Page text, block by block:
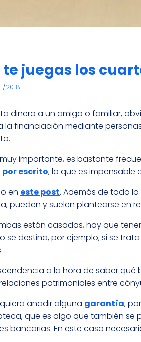
te juegas los
2018
dinero a un amigo o familiar,
la financiación mediante
importante, es bastante
por escrito, lo que es impensable
en este post. Además de todo
pueden y suelen plantearse en
están casadas, hay que
se destina, por ejemplo, si se
a la hora de saber
patrimoniales entre
añadir alguna garantía,
que es algo que también
bancarias. En este caso